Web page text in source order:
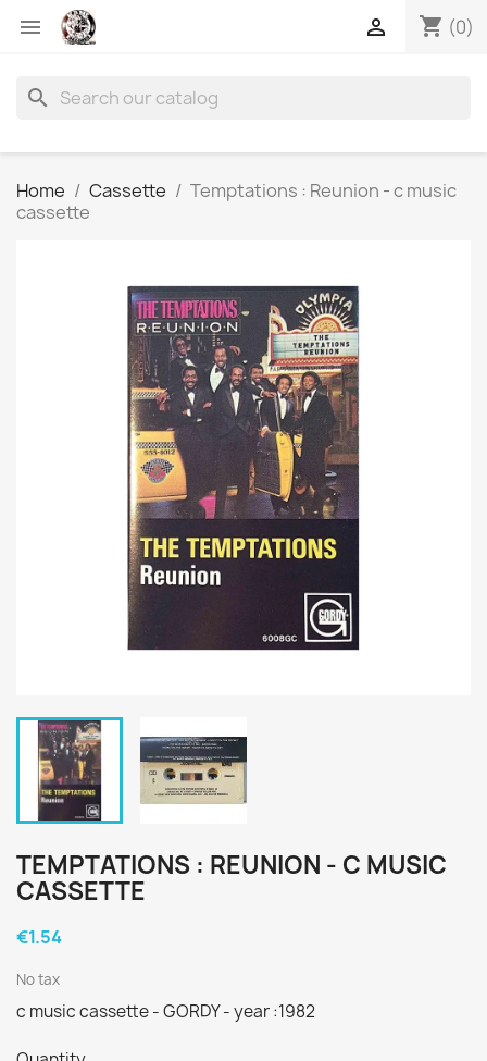
 shopping_cart (0)

search
Home Cassette
Temptations : Reunion - c music
cassette
TEMPTATIONS : REUNION - C MUSIC
CASSETTE
€1.54
No tax
c music cassette - GORDY - year :1982